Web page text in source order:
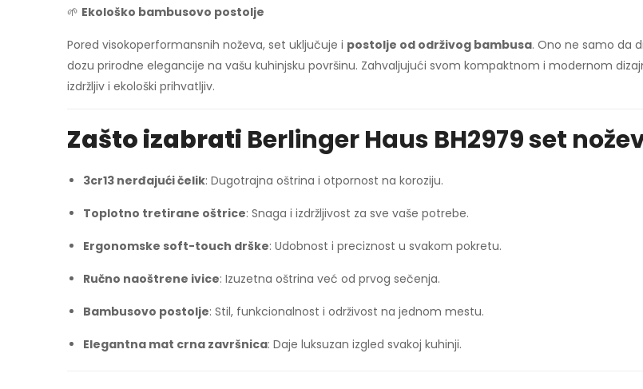
🌱 Ekološko bambusovo postolje
Pored visokoperformansnih noževa, set uključuje i postolje od održivog bambusa. Ono ne samo da
dozu prirodne elegancije na vašu kuhinjsku površinu. Zahvaljujući svom kompaktnom i modernom
izdržljiv i ekološki prihvatljiv.
Zašto izabrati Berlinger Haus BH2979 set
3cr13 nerđajući čelik: Dugotrajna oštrina i otpornost na koroziju.
Toplotno tretirane oštrice: Snaga i izdržljivost za sve vaše potrebe.
Ergonomske soft-touch drške: Udobnost i preciznost u svakom pokretu.
Ručno naoštrene ivice: Izuzetna oštrina već od prvog sečenja.
Bambusovo postolje: Stil, funkcionalnost i održivost na jednom mestu.
Elegantna mat crna završnica: Daje luksuzan izgled svakoj kuhinji.